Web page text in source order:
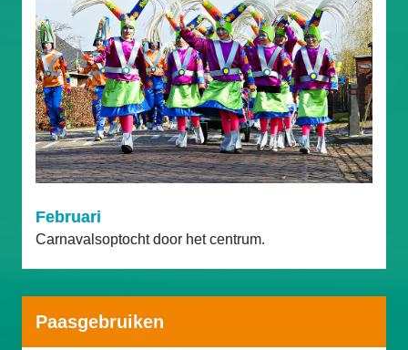
Februari
Carnavalsoptocht door het centrum.
Paasgebruiken